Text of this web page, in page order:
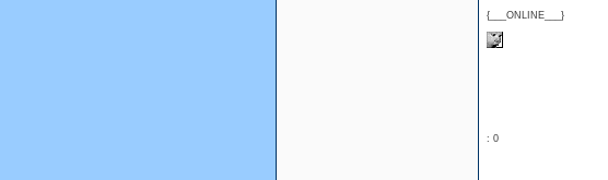
{___ONLINE___}
: 0